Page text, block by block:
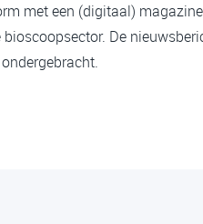
met een (digitaal)
De